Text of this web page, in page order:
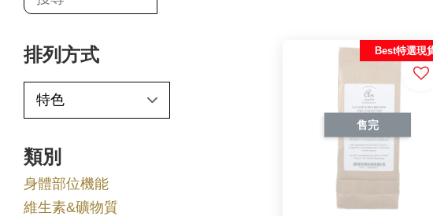
排列方式
類別
身體部位機能
維生素&礦物質
售完
Best特選現